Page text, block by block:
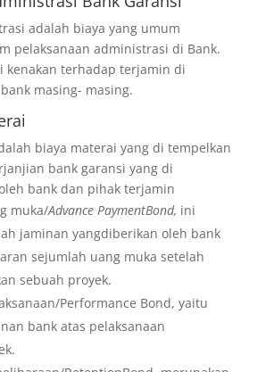
adalah biaya yang umum
pelaksanaan administrasi di Bank.
kenakan terhadap terjamin di
masing- masing.
biaya materai yang di tempelkan
bank garansi yang di
bank dan pihak terjamin
muka/Advance PaymentBond, ini
jaminan yangdiberikan oleh bank
sejumlah uang muka setelah
sebuah proyek.
Performance Bond, yaitu
bank atas pelaksanaan